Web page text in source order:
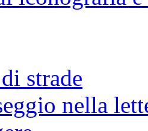
strade
nella